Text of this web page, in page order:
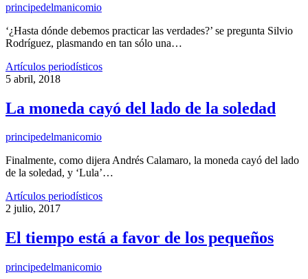
principedelmanicomio
‘¿Hasta dónde debemos practicar las verdades?’ se pregunta Silvio
Rodríguez, plasmando en tan sólo una…
Artículos periodísticos
5 abril, 2018
La moneda cayó del lado de la soledad
principedelmanicomio
Finalmente, como dijera Andrés Calamaro, la moneda cayó del lado
de la soledad, y ‘Lula’…
Artículos periodísticos
2 julio, 2017
El tiempo está a favor de los pequeños
principedelmanicomio